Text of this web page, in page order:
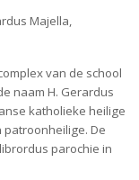
Majella,
van de school
naam H. Gerardus
katholieke heilige
De
parochie in